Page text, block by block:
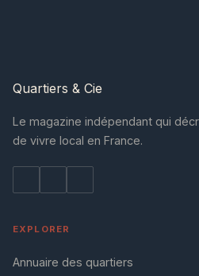
Quartiers & Cie
Le magazine indépendant qui
de vivre local en France.
EXPLORER
Annuaire des quartiers